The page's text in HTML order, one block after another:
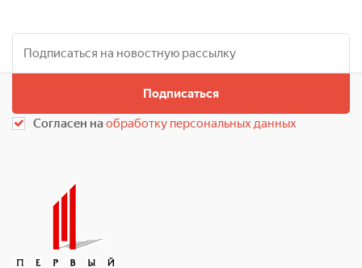
Подписаться
Согласен наобработку персональных данных